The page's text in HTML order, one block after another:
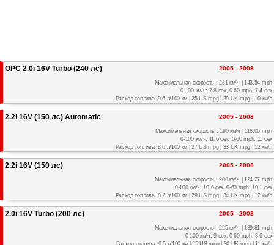
OPC 2.0i 16V Turbo (240 лс) 2005 - 2008
Максимальная скорость : 231 км/ч | 143.54 mph
0-100 км/ч: 7.8 сек, 0-60 mph: 7.4 сек
Расход топлива: 9.6 л/100 км | 25 US mpg | 29 UK mpg | 10 км/л
2.2i 16V (150 лс) Automatic 2005 - 2008
Максимальная скорость : 190 км/ч | 118.06 mph
0-100 км/ч: 11.6 сек, 0-60 mph: 11 сек
Расход топлива: 8.6 л/100 км | 27 US mpg | 33 UK mpg | 12 км/л
2.2i 16V (150 лс) 2005 - 2008
Максимальная скорость : 200 км/ч | 124.27 mph
0-100 км/ч: 10.6 сек, 0-60 mph: 10.1 сек
Расход топлива: 8.2 л/100 км | 29 US mpg | 34 UK mpg | 12 км/л
2.0i 16V Turbo (200 лс) 2005 - 2008
Максимальная скорость : 225 км/ч | 139.81 mph
0-100 км/ч: 9 сек, 0-60 mph: 8.6 сек
Расход топлива: 9.5 л/100 км | 25 US mpg | 30 UK mpg | 11 км/л